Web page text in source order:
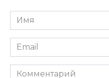
Имя
*
Email
*
Комментарий